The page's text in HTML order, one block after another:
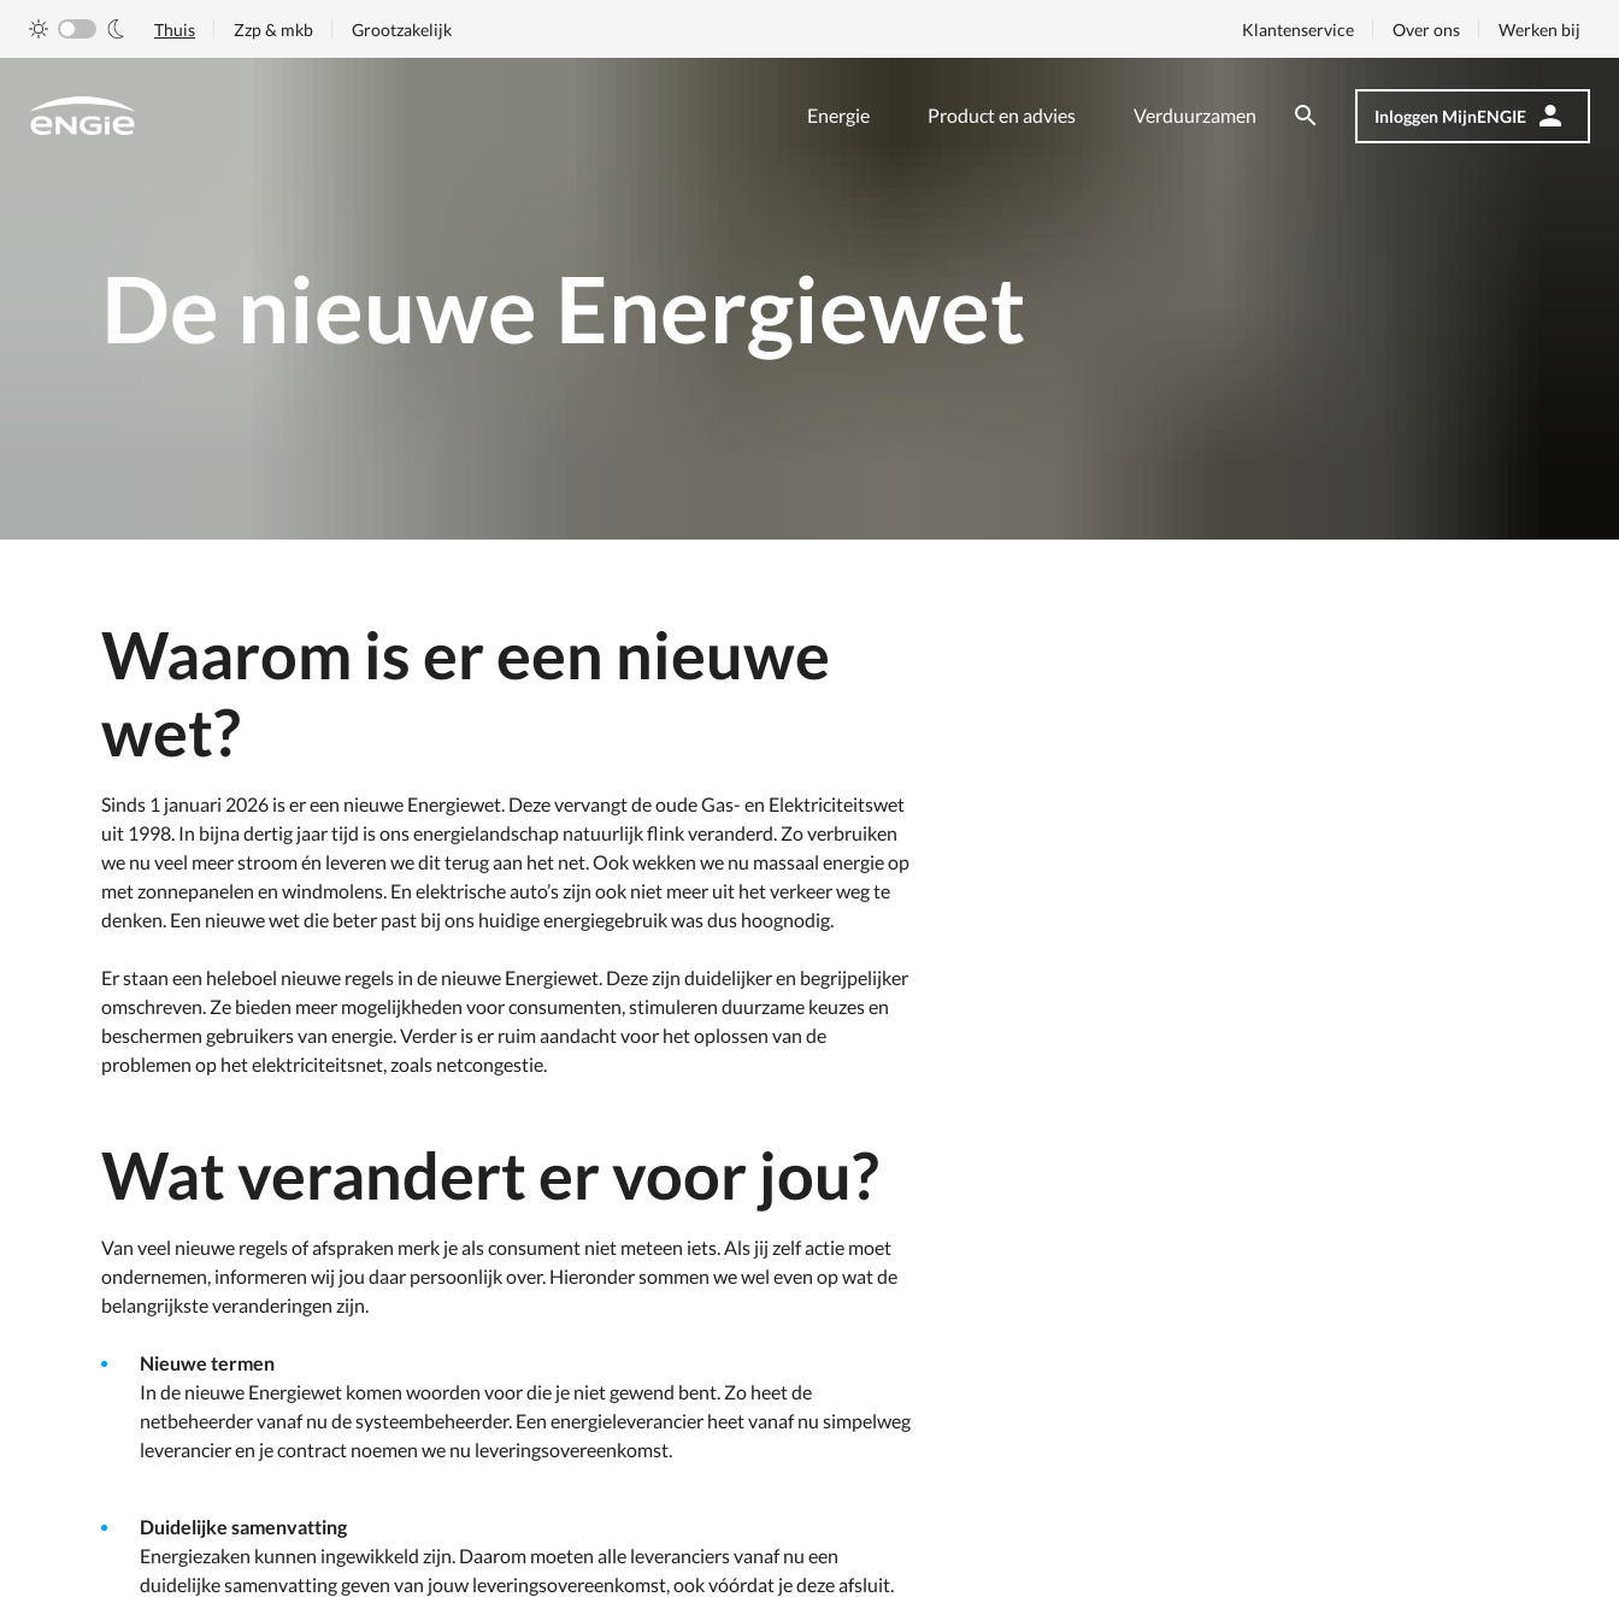
Zoeken
Energie Product en advies Verduurzamen
Thuis Zzp & mkb Grootzakelijk Klantenservice Over ons Werken bij
Zoeken Inloggen MijnENGIE
De nieuwe Energiewet
Waarom is er een nieuwe
wet?
Sinds 1 januari 2026 is er een nieuwe Energiewet. Deze vervangt de oude Gas- en Elektriciteitswet
uit 1998. In bijna dertig jaar tijd is ons energielandschap natuurlijk flink veranderd. Zo verbruiken
we nu veel meer stroom én leveren we dit terug aan het net. Ook wekken we nu massaal energie op
met zonnepanelen en windmolens. En elektrische auto’s zijn ook niet meer uit het verkeer weg te
denken. Een nieuwe wet die beter past bij ons huidige energiegebruik was dus hoognodig.
Er staan een heleboel nieuwe regels in de nieuwe Energiewet. Deze zijn duidelijker en begrijpelijker
omschreven. Ze bieden meer mogelijkheden voor consumenten, stimuleren duurzame keuzes en
beschermen gebruikers van energie. Verder is er ruim aandacht voor het oplossen van de
problemen op het elektriciteitsnet, zoals netcongestie.
Wat verandert er voor jou?
Van veel nieuwe regels of afspraken merk je als consument niet meteen iets. Als jij zelf actie moet
ondernemen, informeren wij jou daar persoonlijk over. Hieronder sommen we wel even op wat de
belangrijkste veranderingen zijn.
Nieuwe termen
In de nieuwe Energiewet komen woorden voor die je niet gewend bent. Zo heet de
netbeheerder vanaf nu de systeembeheerder. Een energieleverancier heet vanaf nu simpelweg
leverancier en je contract noemen we nu leveringsovereenkomst.
Duidelijke samenvatting
Energiezaken kunnen ingewikkeld zijn. Daarom moeten alle leveranciers vanaf nu een
duidelijke samenvatting geven van jouw leveringsovereenkomst, ook vóórdat je deze afsluit.